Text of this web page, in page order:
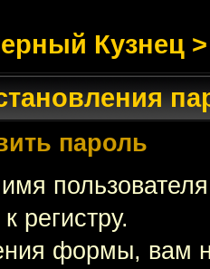
Кузнец>
пароль
регистру.
формы, вам